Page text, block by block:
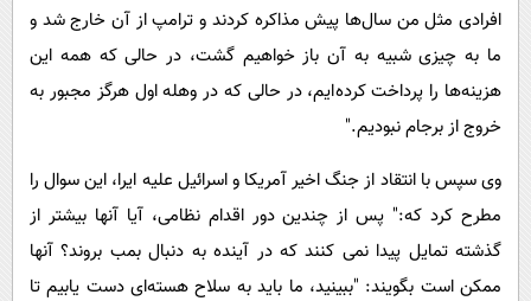
سیاست خارجی
افرادی مثل من سال‌ها پیش مذاکره کردند و ترامپ از آن خارج شد و
ما به چیزی شبیه به آن باز خواهیم گشت، در حالی که همه این
هزینه‌ها را پرداخت کرده‌ایم، در حالی که در وهله اول هرگز مجبور به
خروج از برجام نبودیم."
وی سپس با انتقاد از جنگ اخیر آمریکا و اسرائیل علیه ایرا، این سوال را
مطرح کرد که:" پس از چندین دور اقدام نظامی، آیا آنها بیشتر از
گذشته تمایل پیدا نمی کنند که در آینده به دنبال بمب بروند؟ آنها
ممکن است بگویند: "ببینید، ما باید به سلاح هسته‌ای دست یابیم تا